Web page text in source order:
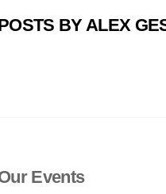
BY ALEX
Events